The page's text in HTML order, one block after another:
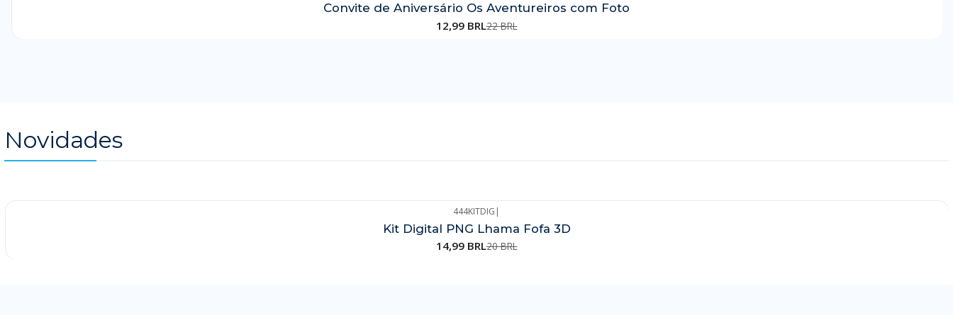
Convite de Aniversário Os Aventureiros com Foto
12,99 BRL22 BRL
Novidades
444KITDIG |
Kit Digital PNG Lhama Fofa 3D
14,99 BRL20 BRL